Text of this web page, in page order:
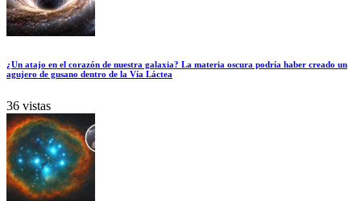
¿Un atajo en el corazón de nuestra galaxia? La materia oscura podría haber creado un
agujero de gusano dentro de la Vía Láctea
36 vistas